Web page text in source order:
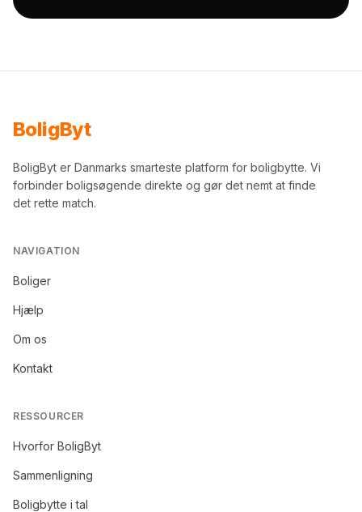
BoligByt
BoligByt er Danmarks smarteste platform for boligbytte. Vi
forbinder boligsøgende direkte og gør det nemt at finde
det rette match.
NAVIGATION
Boliger
Hjælp
Om os
Kontakt
RESSOURCER
Hvorfor BoligByt
Sammenligning
Boligbytte i tal